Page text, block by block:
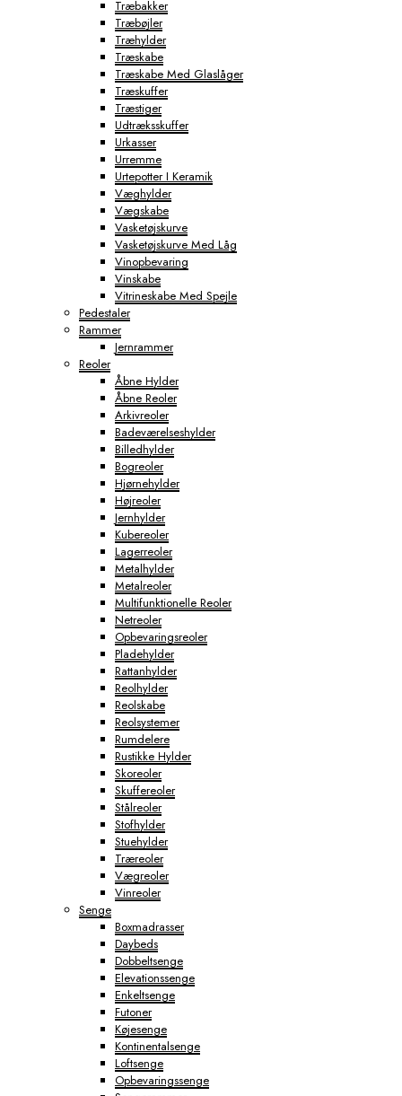
Træbakker
Træbøjler
Træhylder
Træskabe
Træskabe Med Glaslåger
Træskuffer
Træstiger
Udtræksskuffer
Urkasser
Urremme
Urtepotter I Keramik
Væghylder
Vægskabe
Vasketøjskurve
Vasketøjskurve Med Låg
Vinopbevaring
Vinskabe
Vitrineskabe Med Spejle
Pedestaler
Rammer
Jernrammer
Reoler
Åbne Hylder
Åbne Reoler
Arkivreoler
Badeværelseshylder
Billedhylder
Bogreoler
Hjørnehylder
Højreoler
Jernhylder
Kubereoler
Lagerreoler
Metalhylder
Metalreoler
Multifunktionelle Reoler
Netreoler
Opbevaringsreoler
Pladehylder
Rattanhylder
Reolhylder
Reolskabe
Reolsystemer
Rumdelere
Rustikke Hylder
Skoreoler
Skuffereoler
Stålreoler
Stofhylder
Stuehylder
Træreoler
Vægreoler
Vinreoler
Senge
Boxmadrasser
Daybeds
Dobbeltsenge
Elevationssenge
Enkeltsenge
Futoner
Køjesenge
Kontinentalsenge
Loftsenge
Opbevaringssenge